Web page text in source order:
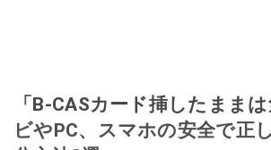
「B-CASカード挿したまま
ビやPC、スマホの安全で正